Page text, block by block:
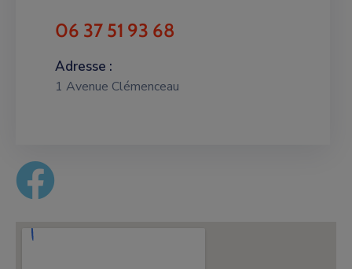
06 37 51 93 68
Adresse :
1 Avenue Clémenceau